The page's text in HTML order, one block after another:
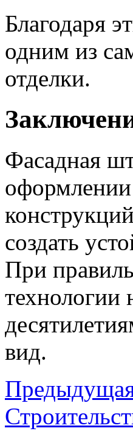
Благодаря
одним из
отделки.
Фасадная
оформлении
создать
При
технологии
вид.
Предыдущая